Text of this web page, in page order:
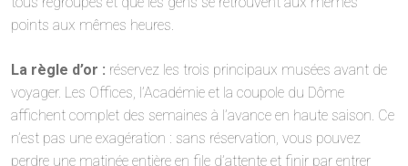
points aux mêmes heures.
La règle d’or : réservez les trois principaux musées avant de
voyager. Les Offices, l’Académie et la coupole du Dôme
affichent complet des semaines à l’avance en haute saison. Ce
n’est pas une exagération : sans réservation, vous pouvez
perdre une matinée entière en file d’attente et finir par entrer